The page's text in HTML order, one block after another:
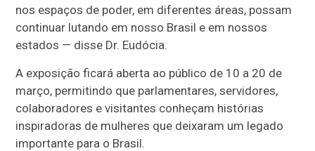
nos espaços de poder, em diferentes áreas, possam
continuar lutando em nosso Brasil e em nossos
estados — disse Dr. Eudócia.
A exposição ficará aberta ao público de 10 a 20 de
março, permitindo que parlamentares, servidores,
colaboradores e visitantes conheçam histórias
inspiradoras de mulheres que deixaram um legado
importante para o Brasil.